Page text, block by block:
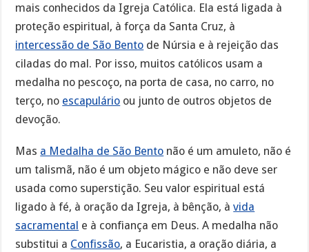
mais conhecidos da Igreja Católica. Ela está ligada à
proteção espiritual, à força da Santa Cruz, à
intercessão de São Bento de Núrsia e à rejeição das
ciladas do mal. Por isso, muitos católicos usam a
medalha no pescoço, na porta de casa, no carro, no
terço, no escapulário ou junto de outros objetos de
devoção.
Mas a Medalha de São Bento não é um amuleto, não é
um talismã, não é um objeto mágico e não deve ser
usada como superstição. Seu valor espiritual está
ligado à fé, à oração da Igreja, à bênção, àvida
sacramental e à confiança em Deus. A medalha não
substitui a Confissão, a Eucaristia, a oração diária, a